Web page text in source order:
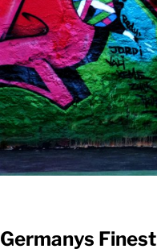
Germanys